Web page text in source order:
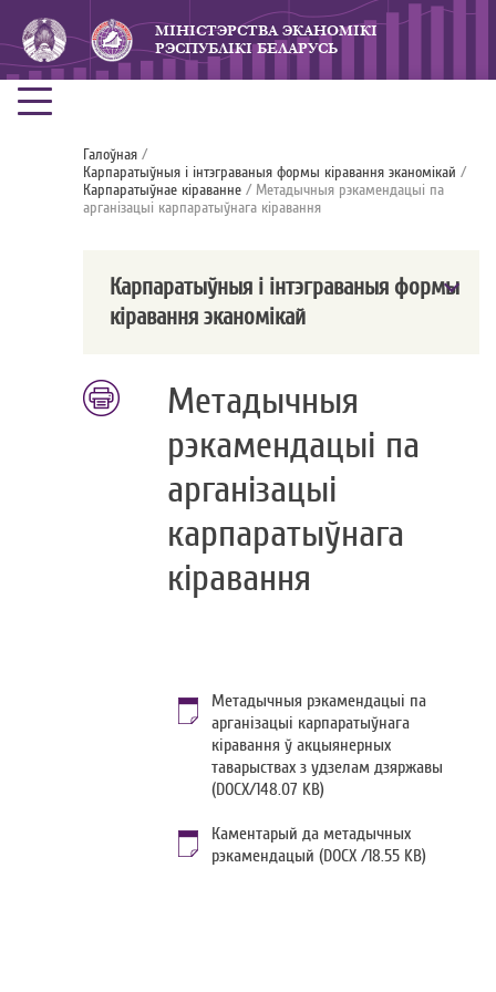
МIНICТЭРСТВА ЭКАНОМIКI
РЭСПУБЛIКI БЕЛАРУСЬ
Галоўная /
Карпаратыўныя i iнтэграваныя формы кiравання эканомікай /
Карпаратыўнае кіраванне / Метадычныя рэкамендацыі па
арганізацыі карпаратыўнага кіравання
Карпаратыўныя i iнтэграваныя формы
кiравання эканомікай
Метадычныя
рэкамендацыі па
арганізацыі
карпаратыўнага
кіравання
Метадычныя рэкамендацыі па
арганізацыі карпаратыўнага
кіравання ў акцыянерных
таварыствах з удзелам дзяржавы
(DOCX/148.07 KB)
Каментарый да метадычных
рэкамендацый (DOCX /18.55 KB)